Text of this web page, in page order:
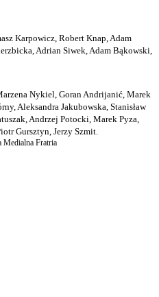
Karpowicz, Robert Knap, Adam
Adrian Siwek, Adam Bąkowski,
Nykiel, Goran Andrijanić, Marek
Aleksandra Jakubowska, Stanisław
Andrzej Potocki, Marek Pyza,
Gursztyn, Jerzy Szmit.
Fratria